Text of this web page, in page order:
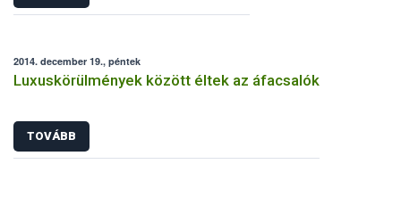
2014. december 19., péntek
Luxuskörülmények között éltek az áfacsalók
TOVÁBB